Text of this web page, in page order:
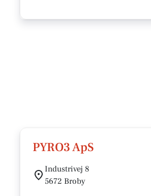
PYRO3 ApS
Industrivej 8
5672 Broby